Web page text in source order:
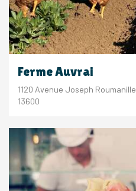
Ferme Auvrai
1120 Avenue Joseph Roumanille
13600